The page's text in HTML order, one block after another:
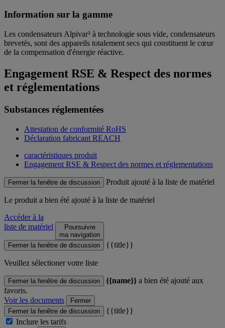
Information sur la gamme
Les condensateurs Alpivar³ à technologie sous vide, condensateurs
brevetés, sont des appareils totalement secs qui constituent le cœur
de la compensation d'énergie réactive.
Engagement RSE & Respect des normes
et réglementations
Substances réglementées
Attestation de conformité RoHS
Déclaration fabricant REACH
caractéristiques produit
Engagement RSE & Respect des normes et réglementations
Fermer la fenêtre de discussion Produit ajouté à la liste de matériel
Le produit a bien été ajouté à la liste de matériel
Accéder à la
liste de matériel
Poursuivre
ma navigation
Fermer la fenêtre de discussion
{{title}}
Veuillez sélectioner votre liste
Fermer la fenêtre de discussion {{name}} a bien été ajouté aux
favoris.
Voir les documents
Fermer
Fermer la fenêtre de discussion
{{title}}
Inclure les tarifs